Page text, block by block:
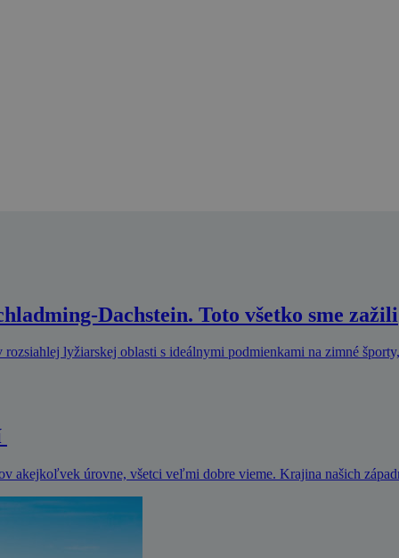
Dachstein. Toto všetko sme zažili
lyžiarskej oblasti s ideálnymi podmienkami na zimné
akejkoľvek úrovne, všetci veľmi dobre vieme. Krajina našich